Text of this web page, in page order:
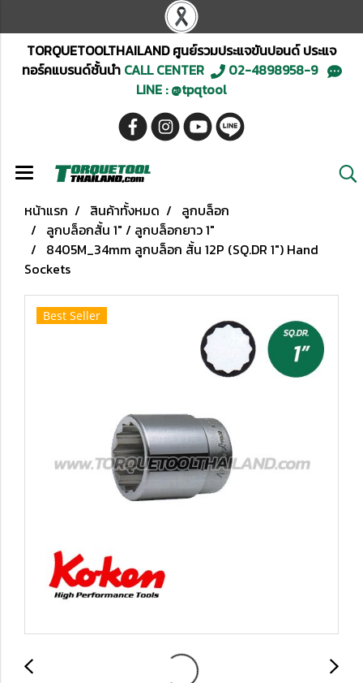
TORQUETOOLTHAILAND ศูนย์รวมประแจขันปอนด์ ประแจ
ทอร์คแบรนด์ชั้นนำCALL CENTER
02-4898958-9
LINE : @tpqtool
หน้าแรก สินค้าทั้งหมด
ลูกบล็อก
ลูกบล็อกสั้น 1" / ลูกบล็อกยาว 1"
8405M_34mm ลูกบล็อก สั้น 12P (SQ.DR 1") Hand
Sockets
Best Seller